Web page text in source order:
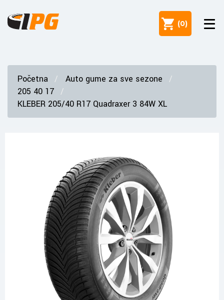
(0)
Početna
Auto gume za sve sezone
205 40 17
KLEBER 205/40 R17 Quadraxer 3 84W XL